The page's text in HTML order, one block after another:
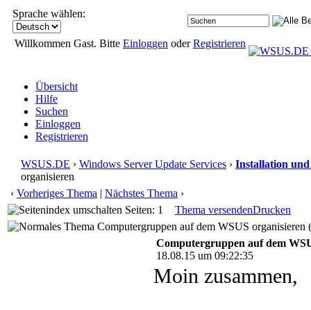
Sprache wählen:
Willkommen Gast. Bitte Einloggen oderRegistrieren
Übersicht
Hilfe
Suchen
Einloggen
Registrieren
WSUS.DE › Windows Server Update Services › Installation
organisieren
‹ Vorheriges Thema | Nächstes Thema ›
Seiten: 1
Thema versendenDrucken
Computergruppen auf dem WSUS organisieren
Computergruppen auf dem
18.08.15 um 09:22:35
Moin zusammen,